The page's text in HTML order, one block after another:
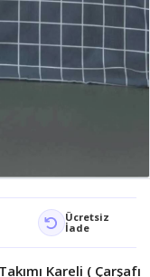
Ücretsiz
İade
Kareli ( Çarşafı